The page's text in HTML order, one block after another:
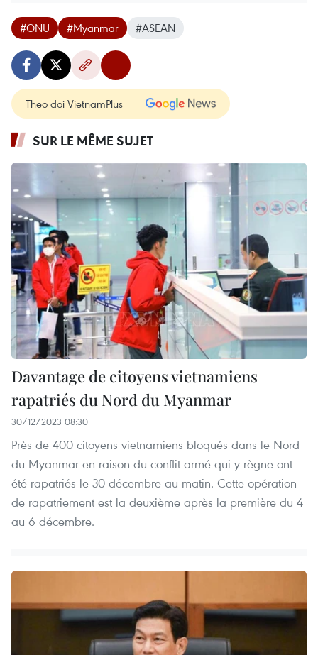
#ONU #Myanmar #ASEAN
Theo dõi VietnamPlus
SUR LE MÊME SUJET
Davantage de citoyens vietnamiens
rapatriés du Nord du Myanmar
30/12/2023 08:30
Près de 400 citoyens vietnamiens bloqués dans le Nord
du Myanmar en raison du conflit armé qui y règne ont
été rapatriés le 30 décembre au matin. Cette opération
de rapatriement est la deuxième après la première du 4
au 6 décembre.